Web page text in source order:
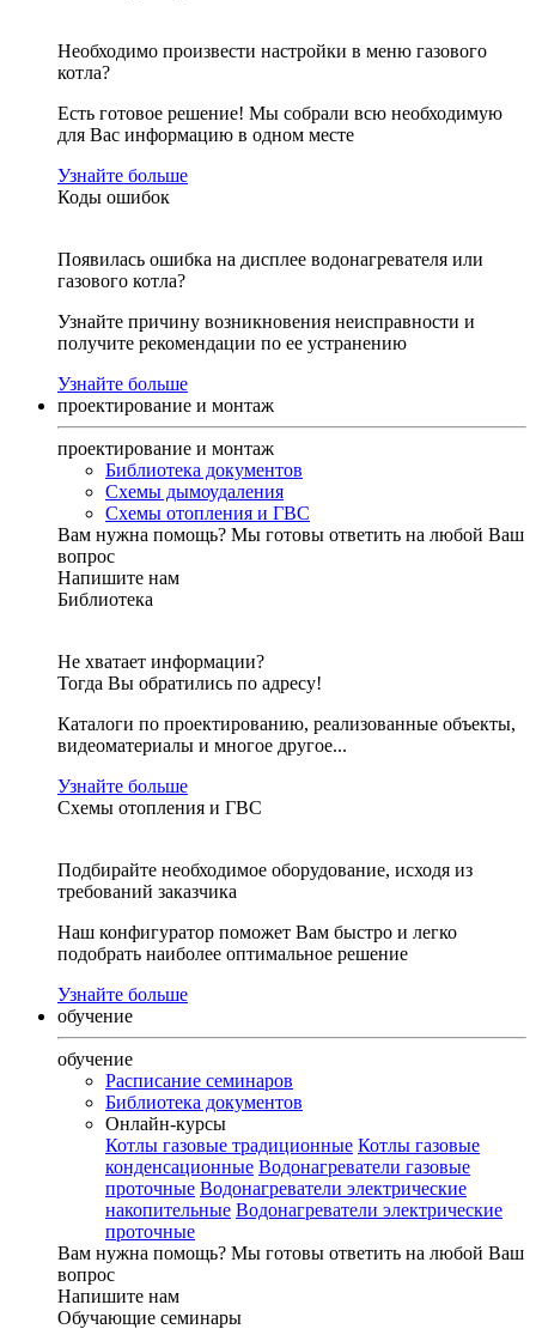
Необходимо произвести настройки в меню газового
котла?
Есть готовое решение! Мы собрали всю необходимую
для Вас информацию в одном месте
Узнайте больше
Коды ошибок
Появилась ошибка на дисплее водонагревателя или
газового котла?
Узнайте причину возникновения неисправности и
получите рекомендации по ее устранению
Узнайте больше
проектирование и монтаж
проектирование и монтаж
Библиотека документов
Схемы дымоудаления
Схемы отопления и ГВС
Вам нужна помощь? Мы готовы ответить на любой Ваш
вопрос
Напишите нам
Библиотека
Не хватает информации?
Тогда Вы обратились по адресу!
Каталоги по проектированию, реализованные объекты,
видеоматериалы и многое другое...
Узнайте больше
Схемы отопления и ГВС
Подбирайте необходимое оборудование, исходя из
требований заказчика
Наш конфигуратор поможет Вам быстро и легко
подобрать наиболее оптимальное решение
Узнайте больше
обучение
обучение
Расписание семинаров
Библиотека документов
Онлайн-курсы
Котлы газовые традиционные Котлы газовые
конденсационные Водонагреватели газовые
проточные Водонагреватели электрические
накопительные Водонагреватели электрические
проточные
Вам нужна помощь? Мы готовы ответить на любой Ваш
вопрос
Напишите нам
Обучающие семинары